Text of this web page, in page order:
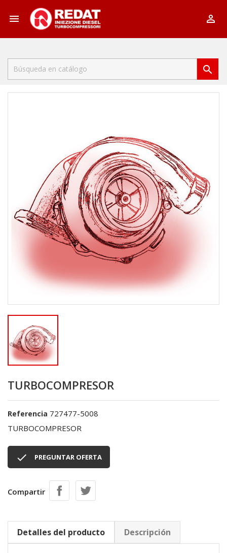
 

TURBOCOMPRESOR
Referencia 727477-5008
TURBOCOMPRESOR
 PREGUNTAR OFERTA
Compartir
Detalles del producto Descripción